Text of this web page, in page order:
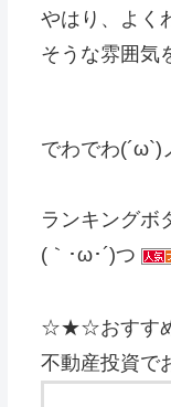
やはり、よく
そうな雰囲気
でわでわ(´ω`)
ランキングボ
(｀･ω･´)つ
☆★☆おすす
不動産投資で